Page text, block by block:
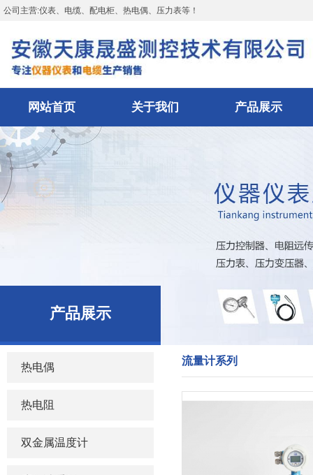
公司主营:仪表、电缆、配电柜、热电偶、压力表等！
网站首页 关于我们 产品展示
产品展示
热电偶
热电阻
双金属温度计
流量计系列